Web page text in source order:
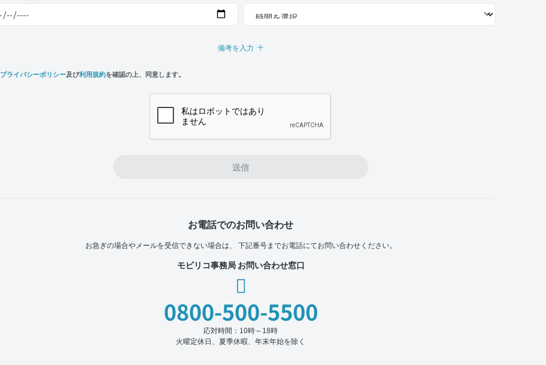
備考を入力
プライバシーポリシー及び利用規約を確認の上、同意します。
送信
お電話でのお問い合わせ
お急ぎの場合やメールを受信できない場合は、 下記番号までお電話にてお問い合わせください。
モビリコ事務局 お問い合わせ窓口
0800-500-5500
応対時間：10時～18時
火曜定休日、夏季休暇、年末年始を除く